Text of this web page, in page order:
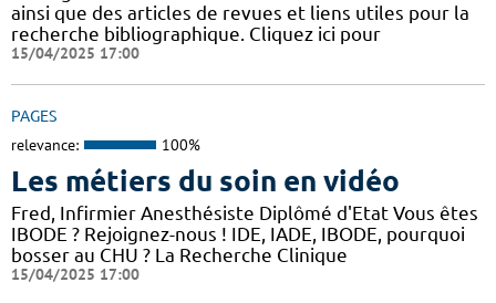
ainsi que des articles de revues et liens utiles pour la
recherche bibliographique. Cliquez ici pour
15/04/2025 17:00
PAGES
relevance: 100%
Les métiers du soin en vidéo
Fred, Infirmier Anesthésiste Diplômé d'Etat Vous êtes
IBODE ? Rejoignez-nous ! IDE, IADE, IBODE, pourquoi
bosser au CHU ? La Recherche Clinique
15/04/2025 17:00